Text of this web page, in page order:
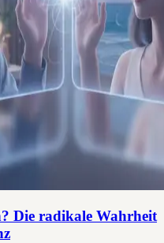
Die radikale Wahrheit